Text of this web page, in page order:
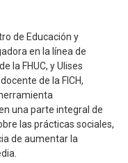
de Educación y
en la línea de
la FHUC, y Ulises
de la FICH,
una parte integral de
las prácticas sociales,
de aumentar la